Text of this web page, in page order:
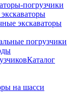
погрузчики
экскаваторы
погрузчики
Каталог
на шасси